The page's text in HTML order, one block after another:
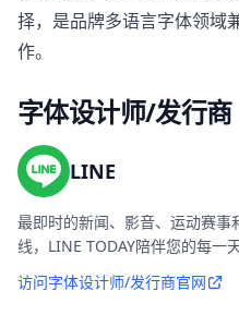
择，是品牌多语言字体领域
作。
字体设计师/发行商
LINE
最即时的新闻、影音、运动赛
线，LINE TODAY陪伴您的每一天
访问字体设计师/发行商官网